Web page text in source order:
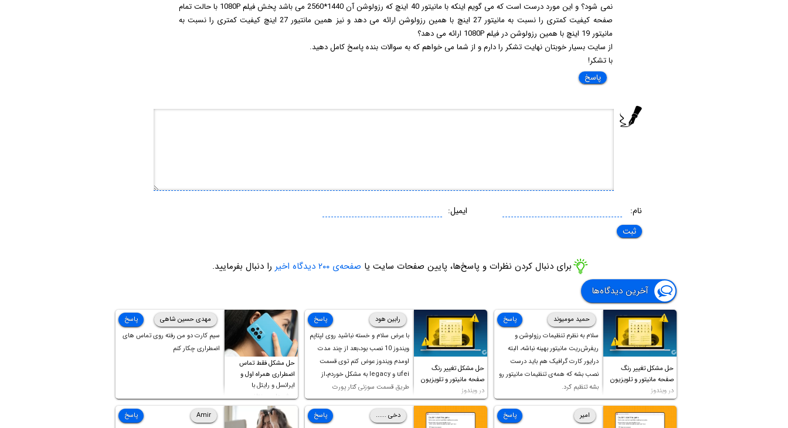
نمی شود؟ و این مورد درست است که می گویم اینکه با مانیتور 40 اینچ که رزولوشن آن 1440*2560 می باشد پخش فیلم 1080P با حالت تمام
صفحه کیفیت کمتری را نسبت به مانیتور 27 اینچ با همین رزولوشن ارائه می دهد و نیز همین مانتیور 27 اینچ کیفیت کمتری را نسبت به
مانیتور 19 اینچ با همین رزولوشن در فیلم 1080P ارائه می دهد؟
از سایت بسیار خوبتان نهایت تشکر را دارم و از شما می خواهم که به سوالات بنده پاسخ کامل دهید.
با تشکر!
پاسخ
نام: ایمیل:
برای دنبال کردن نظرات و پاسخ‌ها، پایین صفحات سایت یا صفحه‌ی ۲۰۰ دیدگاه اخیر
را دنبال بفرمایید.
آخرین دیدگاه‌ها
حل مشکل تغییر رنگ
صفحه مانیتور و تلویزیون
در ویندوز
حمید مومیوند
سلام به نظرم تنظیمات رزولوشن و
ریفرش‌ریت مانیتور بهینه نباشه، البته
درایور کارت گرافیک هم باید درست
نصب بشه که همه‌ی تنظیمات مانیتور رو
بشه تنظیم کرد.
پاسخ
حل مشکل تغییر رنگ
صفحه مانیتور و تلویزیون
در ویندوز
رابین هود
با عرض سلام و خسته نباشید روی لپتاپم
ویندوز 10 نصب بود،بعد از چند مدت
اومدم ویندوز عوض کنم توی قسمت
ufei و legacy به مشکل خوردم،از
طریق قسمت سوزنی کنار پورت
هندزفری ،بوت رو ریست کردم و
خوشبختانه ویندوز جدید رو نصب
کردم،اما متاسفانه بانصب تمامی
پاسخ
حل مشکل فقط تماس
اضطراری همراه اول و
ایرانسل و رایتل با
روش‌های مختلف
مهدی حسین شاهی
سیم کارت دو من رفته روی تماس های
اضطراری چکار کنم
پاسخ
امیر
پاسخ
دخی ......
پاسخ
Amir
پاسخ